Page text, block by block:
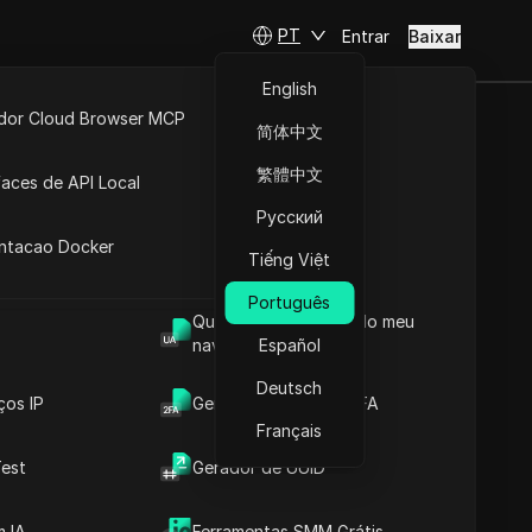
Qual é o User Agent do meu
navegador
IP Gerador de Código 2FA
Gerador de UUID
Cloud Browser MCP
de API Local
Docker
PT
English
简体中文
繁體中文
Русский
Tiếng Việt
Português
Español
Deutsch
Français
Entrar Baixar
a
Abrir no ChatGPT
Fazer perguntas sobre esta página
Abrir no Claude
Fazer perguntas sobre esta página